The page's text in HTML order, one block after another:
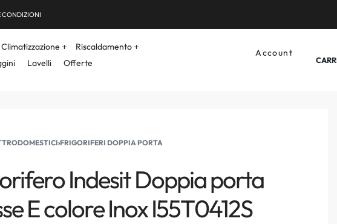
CONDIZIONI
Climatizzazione
Riscaldamento
Lavelli Offerte
Account
›FRIGORIFERI DOPPIA PORTA
Indesit Doppia porta
E colore Inox I55T0412S